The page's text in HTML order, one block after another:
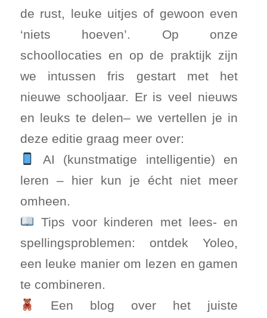
de rust, leuke uitjes of gewoon even
‘niets hoeven’. Op onze
schoollocaties en op de praktijk zijn
we intussen fris gestart met het
nieuwe schooljaar. Er is veel nieuws
en leuks te delen– we vertellen je in
deze editie graag meer over:
AI (kunstmatige intelligentie) en
leren – hier kun je écht niet meer
omheen.
Tips voor kinderen met lees- en
spellingsproblemen: ontdek Yoleo,
een leuke manier om lezen en gamen
te combineren.
Een blog over het juiste